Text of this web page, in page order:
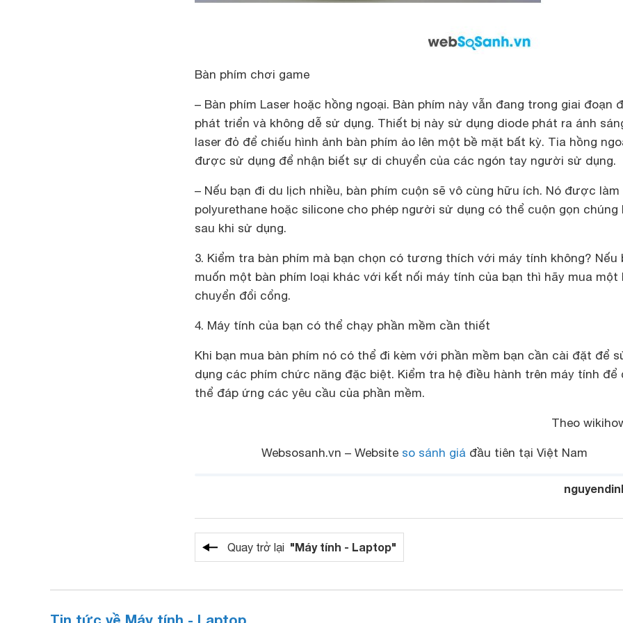
Bàn phím chơi game
– Bàn phím Laser hoặc hồng ngoại. Bàn phím này vẫn đang trong giai đoạn
phát triển và không dễ sử dụng. Thiết bị này sử dụng diode phát ra ánh
laser đỏ để chiếu hình ảnh bàn phím ảo lên một bề mặt bất kỳ. Tia hồng
được sử dụng để nhận biết sự di chuyển của các ngón tay người sử dụng.
– Nếu bạn đi du lịch nhiều, bàn phím cuộn sẽ vô cùng hữu ích. Nó được làm
polyurethane hoặc silicone cho phép người sử dụng có thể cuộn gọn chúng
sau khi sử dụng.
3. Kiểm tra bàn phím mà bạn chọn có tương thích với máy tính không? Nếu
muốn một bàn phím loại khác với kết nối máy tính của bạn thì hãy mua một
chuyển đổi cổng.
4. Máy tính của bạn có thể chạy phần mềm cần thiết
Khi bạn mua bàn phím nó có thể đi kèm với phần mềm bạn cần cài đặt để
dụng các phím chức năng đặc biệt. Kiểm tra hệ điều hành trên máy tính để
thể đáp ứng các yêu cầu của phần mềm.
Theo
Websosanh.vn – Website so sánh giáđầu tiên tại Việt Nam
Quay trở lại "Máy tính - Laptop"
Tin tức về Máy tính - Laptop